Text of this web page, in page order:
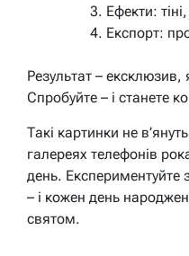
Ефекти:
Експорт:
Результат – ексклюзив,
Спробуйте – і станете
Такі картинки не
галереях телефонів
день.
– і кожен день
святом.